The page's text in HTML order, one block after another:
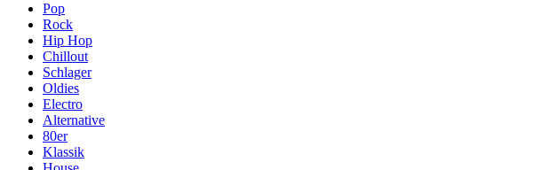
Pop
Rock
Hip Hop
Chillout
Schlager
Oldies
Electro
Alternative
80er
Klassik